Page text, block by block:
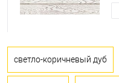
светло-коричневый дуб